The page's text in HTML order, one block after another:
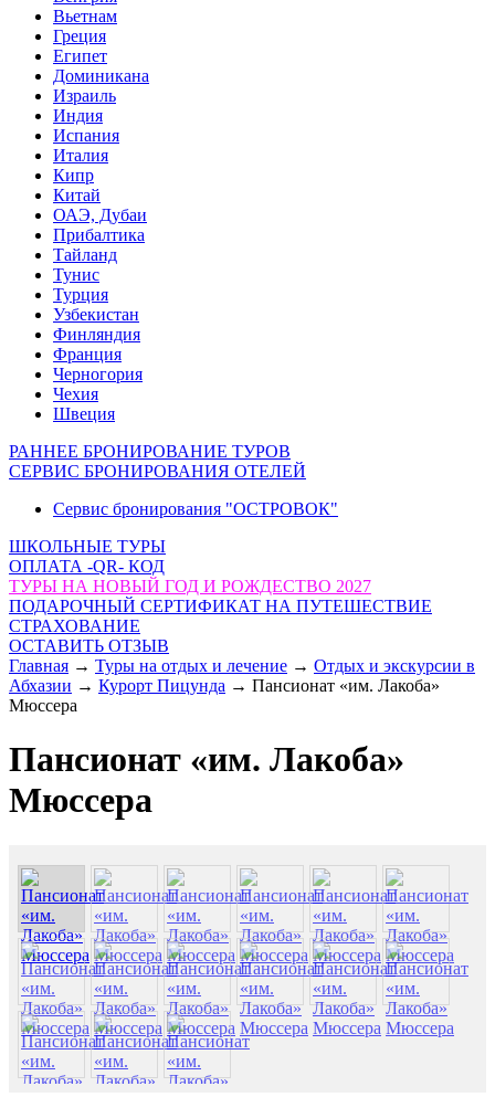
Вьетнам
Греция
Египет
Доминикана
Израиль
Индия
Испания
Италия
Кипр
Китай
ОАЭ, Дубаи
Прибалтика
Тайланд
Тунис
Турция
Узбекистан
Финляндия
Франция
Черногория
Чехия
Швеция
РАННЕЕ БРОНИРОВАНИЕ ТУРОВ
СЕРВИС БРОНИРОВАНИЯ ОТЕЛЕЙ
Сервис бронирования "ОСТРОВОК"
ШКОЛЬНЫЕ ТУРЫ
ОПЛАТА -QR- КОД
ТУРЫ НА НОВЫЙ ГОД И РОЖДЕСТВО 2027
ПОДАРОЧНЫЙ СЕРТИФИКАТ НА ПУТЕШЕСТВИЕ
СТРАХОВАНИЕ
ОСТАВИТЬ ОТЗЫВ
Главная → Туры на отдых и лечение → Отдых и экскурсии в
Абхазии → Курорт Пицунда → Пансионат «им. Лакоба»
Мюссера
Пансионат «им. Лакоба»
Мюссера